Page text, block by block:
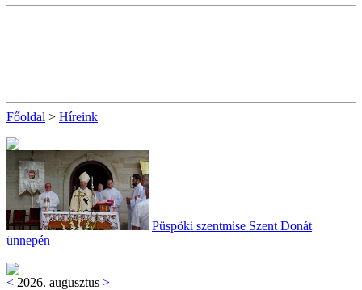
Főoldal > Híreink
Püspöki szentmise Szent Donát
ünnepén
< 2026. augusztus >